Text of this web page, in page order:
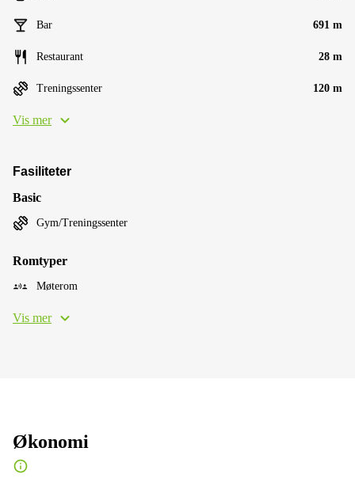
Bar 691 m
Restaurant 28 m
Treningssenter 120 m
Vis mer
Fasiliteter
Basic
Gym/Treningssenter
Romtyper
Møterom
Vis mer
Økonomi